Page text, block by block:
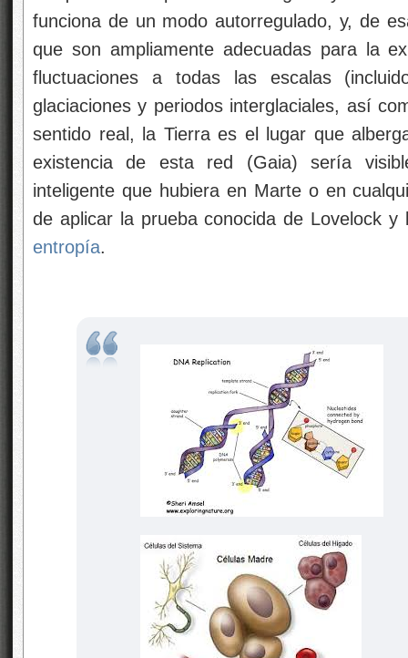
funciona de un modo autorregulado, y, de
que son ampliamente adecuadas para la
fluctuaciones a todas las escalas
glaciaciones y periodos interglaciales, así
sentido real, la Tierra es el lugar que
existencia de esta red (Gaia) sería
inteligente que hubiera en Marte o en
de aplicar la prueba conocida de Lovelock
entropía.